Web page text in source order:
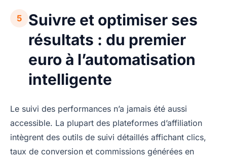
5
Suivre et optimiser ses
résultats : du premier
euro à l’automatisation
intelligente
Le suivi des performances n’a jamais été aussi
accessible. La plupart des plateformes d’affiliation
intègrent des outils de suivi détaillés affichant clics,
taux de conversion et commissions générées en